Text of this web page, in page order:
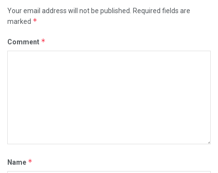
Your email address will not be published.
Required fields are
marked *
Comment *
Name *